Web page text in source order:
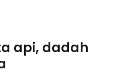
api, dadah